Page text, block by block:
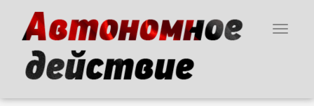
основному
содержанию
Toggle